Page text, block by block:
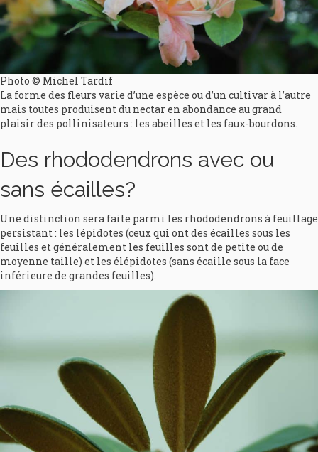
Photo © Michel Tardif
La forme des fleurs varie d’une espèce ou d’un cultivar à l’autre
mais toutes produisent du nectar en abondance au grand
plaisir des pollinisateurs : les abeilles et les faux-bourdons.
Des rhododendrons avec ou
sans écailles?
Une distinction sera faite parmi les rhododendrons à feuillage
persistant : les lépidotes (ceux qui ont des écailles sous les
feuilles et généralement les feuilles sont de petite ou de
moyenne taille) et les élépidotes (sans écaille sous la face
inférieure de grandes feuilles).